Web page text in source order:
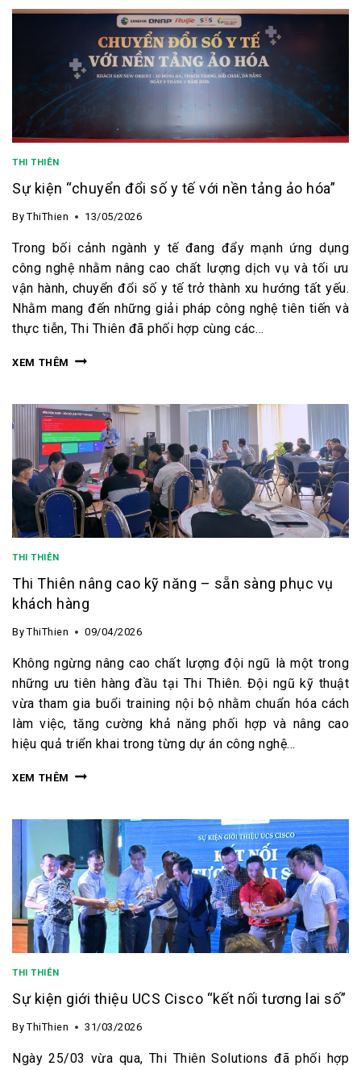
THI THIÊN
Sự kiện “chuyển đổi số y tế với nền tảng ảo hóa”
By ThiThien 13/05/2026
Trong bối cảnh ngành y tế đang đẩy mạnh ứng dụng
công nghệ nhằm nâng cao chất lượng dịch vụ và tối ưu
vận hành, chuyển đổi số y tế trở thành xu hướng tất yếu.
Nhằm mang đến những giải pháp công nghệ tiên tiến và
thực tiễn, Thi Thiên đã phối hợp cùng các…
XEM THÊM
THI THIÊN
Thi Thiên nâng cao kỹ năng – sẵn sàng phục vụ
khách hàng
By ThiThien 09/04/2026
Không ngừng nâng cao chất lượng đội ngũ là một trong
những ưu tiên hàng đầu tại Thi Thiên. Đội ngũ kỹ thuật
vừa tham gia buổi training nội bộ nhằm chuẩn hóa cách
làm việc, tăng cường khả năng phối hợp và nâng cao
hiệu quả triển khai trong từng dự án công nghệ…
XEM THÊM
THI THIÊN
Sự kiện giới thiệu UCS Cisco “kết nối tương lai số”
By ThiThien 31/03/2026
Ngày 25/03 vừa qua, Thi Thiên Solutions đã phối hợp